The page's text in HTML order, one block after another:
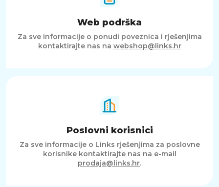
Web podrška
Za sve informacije o ponudi poveznica i rješenjima
kontaktirajte nas na webshop@links.hr
Poslovni korisnici
Za sve informacije o Links rješenjima za poslovne
korisnike kontaktirajte nas na e-mail
prodaja@links.hr.